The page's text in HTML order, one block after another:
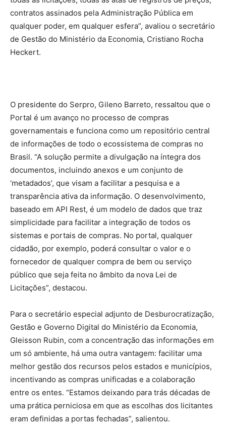
contratos assinados pela Administração Pública em
qualquer poder, em qualquer esfera”, avaliou o secretário
de Gestão do Ministério da Economia, Cristiano Rocha
Heckert.
O presidente do Serpro, Gileno Barreto, ressaltou que o
Portal é um avanço no processo de compras
governamentais e funciona como um repositório central
de informações de todo o ecossistema de compras no
Brasil. “A solução permite a divulgação na íntegra dos
documentos, incluindo anexos e um conjunto de
‘metadados’, que visam a facilitar a pesquisa e a
transparência ativa da informação. O desenvolvimento,
baseado em API Rest, é um modelo de dados que traz
simplicidade para facilitar a integração de todos os
sistemas e portais de compras. No portal, qualquer
cidadão, por exemplo, poderá consultar o valor e o
fornecedor de qualquer compra de bem ou serviço
público que seja feita no âmbito da nova Lei de
Licitações”, destacou.
Para o secretário especial adjunto de Desburocratização,
Gestão e Governo Digital do Ministério da Economia,
Gleisson Rubin, com a concentração das informações em
um só ambiente, há uma outra vantagem: facilitar uma
melhor gestão dos recursos pelos estados e municípios,
incentivando as compras unificadas e a colaboração
entre os entes. “Estamos deixando para trás décadas de
uma prática perniciosa em que as escolhas dos licitantes
eram definidas a portas fechadas”, salientou.